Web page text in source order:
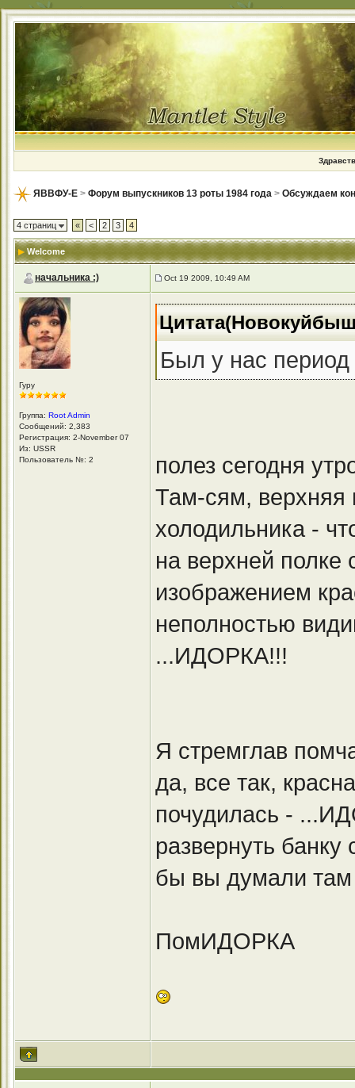
ЯВВФУ-Е > Форум выпускников 13 роты 1984 года > Обсуждаем
4 страниц « < 2 3 4
Welcome
начальника :) Oct 19 2009, 10:49 AM
Гуру
Группа: Root Admin
Сообщений: 2,383
Регистрация: 2-November 07
Из: USSR
Пользователь №: 2
Был у нас
полез сегодня
Там-сям, верхняя
холодильника -
на верхней полке
изображением
неполностью
...ИДОРКА!!!
Я стремглав
да, все так,
почудилась -
развернуть
бы вы думали
ПомИДОРКА